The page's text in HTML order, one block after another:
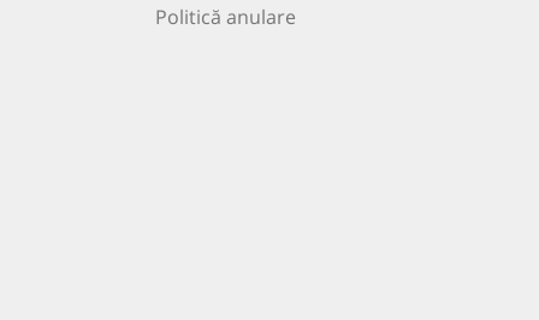
Politică anulare